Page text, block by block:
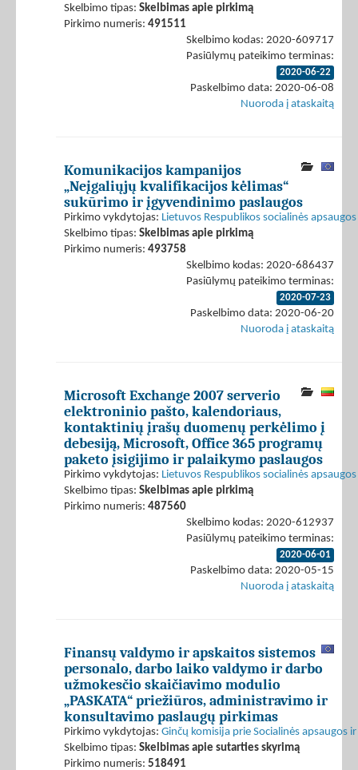
Skelbimo tipas: Skelbimas apie pirkimą
Pirkimo numeris: 491511
Skelbimo kodas: 2020-609717
Pasiūlymų pateikimo terminas:
2020-06-22
Paskelbimo data: 2020-06-08
Nuoroda į ataskaitą
Komunikacijos kampanijos
„Neįgaliųjų kvalifikacijos kėlimas“
sukūrimo ir įgyvendinimo paslaugos
Pirkimo vykdytojas: Lietuvos Respublikos socialinės
Skelbimo tipas: Skelbimas apie pirkimą
Pirkimo numeris: 493758
Skelbimo kodas: 2020-686437
Pasiūlymų pateikimo terminas:
2020-07-23
Paskelbimo data: 2020-06-20
Nuoroda į ataskaitą
Microsoft Exchange 2007 serverio
elektroninio pašto, kalendoriaus,
kontaktinių įrašų duomenų perkėlimo į
debesiją, Microsoft, Office 365 programų
paketo įsigijimo ir palaikymo paslaugos
Pirkimo vykdytojas: Lietuvos Respublikos socialinės
Skelbimo tipas: Skelbimas apie pirkimą
Pirkimo numeris: 487560
Skelbimo kodas: 2020-612937
Pasiūlymų pateikimo terminas:
2020-06-01
Paskelbimo data: 2020-05-15
Nuoroda į ataskaitą
Finansų valdymo ir apskaitos sistemos
personalo, darbo laiko valdymo ir darbo
užmokesčio skaičiavimo modulio
„PASKATA“ priežiūros, administravimo ir
konsultavimo paslaugų pirkimas
Pirkimo vykdytojas: Ginčų komisija prie Socialinės apsaugos
Skelbimo tipas: Skelbimas apie sutarties skyrimą
Pirkimo numeris: 518491